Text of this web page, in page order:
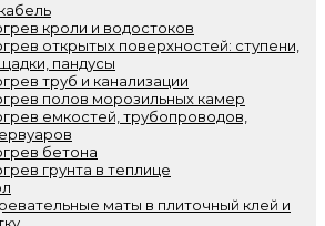
кроли и водостоков
открытых поверхностей: ступени,
пандусы
труб и канализации
полов морозильных камер
емкостей, трубопроводов,
бетона
грунта в теплице
маты в плиточный клей и